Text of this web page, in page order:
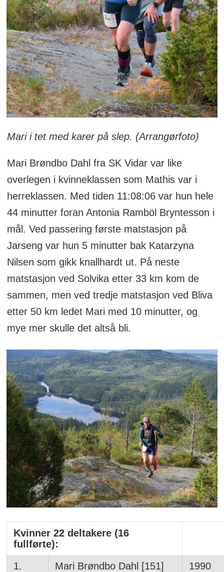
Mari i tet med karer på slep. (Arrangørfoto)
Mari Brøndbo Dahl fra SK Vidar var like
overlegen i kvinneklassen som Mathis var i
herreklassen. Med tiden 11:08:06 var hun hele
44 minutter foran Antonia Ramböl Bryntesson i
mål. Ved passering første matstasjon på
Jarseng var hun 5 minutter bak Katarzyna
Nilsen som gikk knallhardt ut. På neste
matstasjon ved Solvika etter 33 km kom de
sammen, men ved tredje matstasjon ved Bliva
etter 50 km ledet Mari med 10 minutter, og
mye mer skulle det altså bli.
Kvinner 22 deltakere (16
fullførte):
1.
Mari Brøndbo Dahl [151] 1990